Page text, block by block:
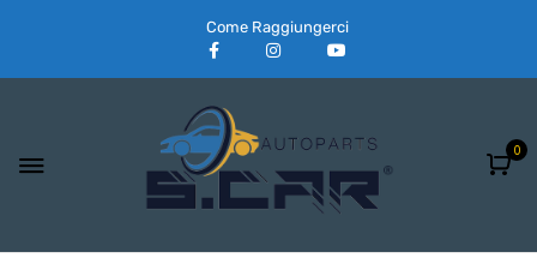
Come Raggiungerci
0